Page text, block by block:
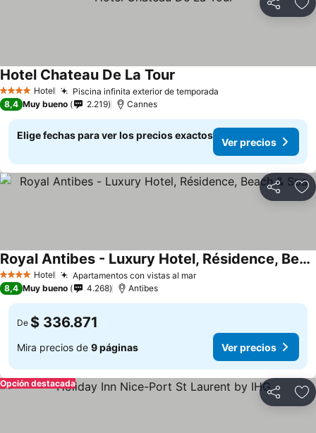
Compartir
4 EstrellasHotel Piscina infinita exterior de temporada
Hotel Chateau De La Tour
8,4 Muy bueno 2.219 Cannes
Elige fechas para ver los precios exactos
Ver precios
Compartir
4 EstrellasHotel Apartamentos con vistas al mar
Royal Antibes - Luxury Hotel, Résidence, Beach & Spa
8,4 Muy bueno 4.268 Antibes
De $ 336.871
Mira precios de 9 páginas Ver precios
Compartir
Opción destacada